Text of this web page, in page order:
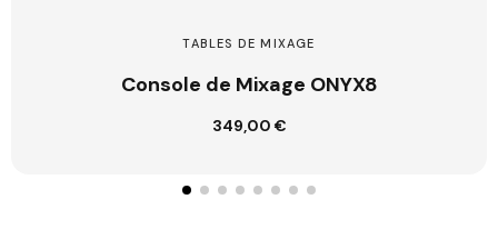
TABLES DE MIXAGE
Console de Mixage ONYX8
349,00 €
Ajouter au panier